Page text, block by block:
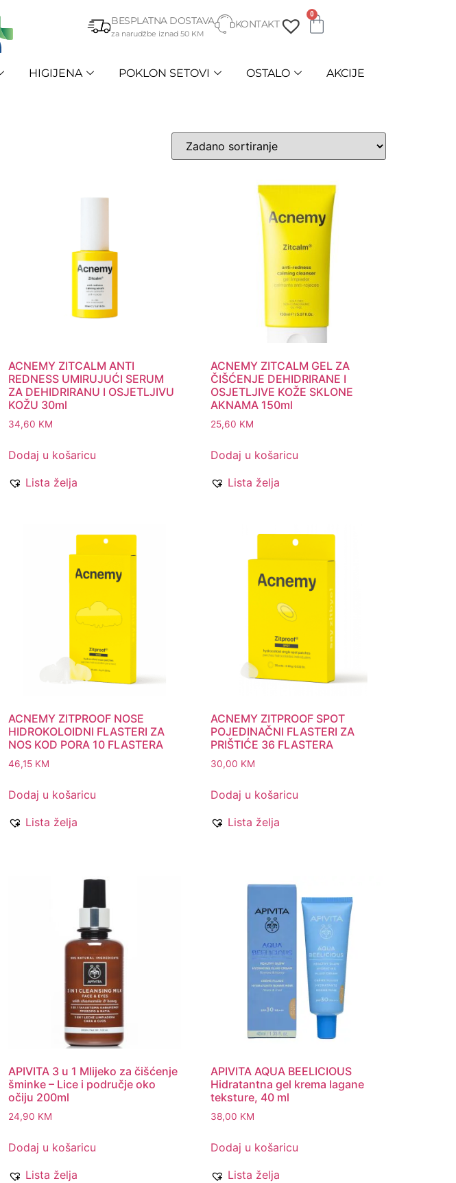
BESPLATNA DOSTAVA
za narudžbe iznad 50 KM
KONTAKT
0
HIGIJENA POKLON SETOVI OSTALO
AKCIJE
ACNEMY ZITCALM ANTI
REDNESS UMIRUJUĆI SERUM
ZA DEHIDRIRANU I OSJETLJIVU
KOŽU 30ml
34,60 KM
Dodaj u košaricu
Lista želja
ACNEMY ZITCALM GEL ZA
ČIŠĆENJE DEHIDRIRANE I
OSJETLJIVE KOŽE SKLONE
AKNAMA 150ml
25,60 KM
Dodaj u košaricu
Lista želja
ACNEMY ZITPROOF NOSE
HIDROKOLOIDNI FLASTERI ZA
NOS KOD PORA 10 FLASTERA
46,15 KM
Dodaj u košaricu
Lista želja
ACNEMY ZITPROOF SPOT
POJEDINAČNI FLASTERI ZA
PRIŠTIĆE 36 FLASTERA
30,00 KM
Dodaj u košaricu
Lista želja
APIVITA 3 u 1 Mlijeko za čišćenje
šminke – Lice i područje oko
očiju 200ml
24,90 KM
Dodaj u košaricu
Lista želja
APIVITA AQUA BEELICIOUS
Hidratantna gel krema lagane
teksture, 40 ml
38,00 KM
Dodaj u košaricu
Lista želja